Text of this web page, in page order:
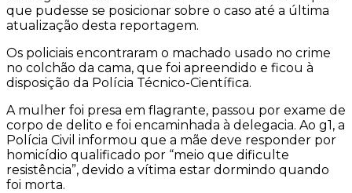
que pudesse se posicionar sobre o caso até a última
atualização desta reportagem.
Os policiais encontraram o machado usado no crime
no colchão da cama, que foi apreendido e ficou à
disposição da Polícia Técnico-Científica.
A mulher foi presa em flagrante, passou por exame de
corpo de delito e foi encaminhada à delegacia. Ao g1, a
Polícia Civil informou que a mãe deve responder por
homicídio qualificado por “meio que dificulte
resistência”, devido a vítima estar dormindo quando
foi morta.